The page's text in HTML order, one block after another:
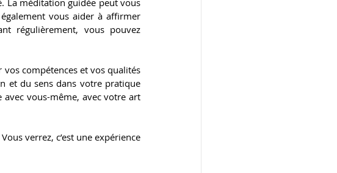
La méditation guidée peut vous
vous aider à affirmer
régulièrement, vous pouvez
compétences et vos qualités
et du sens dans votre pratique
vous-même, avec votre art
verrez, c’est une expérience